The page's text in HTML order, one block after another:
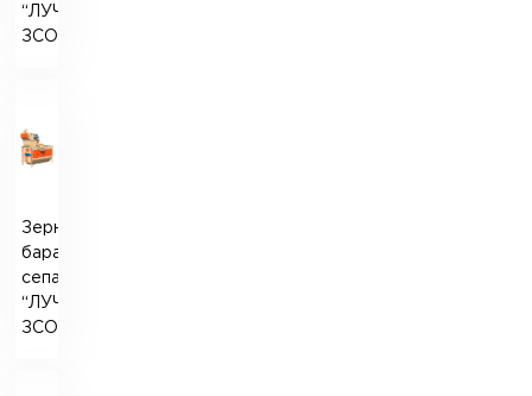
“ЛУЧ”
ЗСО-75
Зерновий
барабанний
сепаратор
“ЛУЧ”
ЗСО-100